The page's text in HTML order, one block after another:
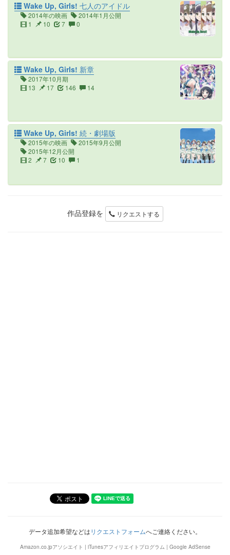
Wake Up, Girls! 七人のアイドル
2014年の映画
2014年1月公開
1
10 7 0
Wake Up, Girls! 新章
2017年10月期
13
17 146 14
Wake Up, Girls! 続・劇場版
2015年の映画
2015年9月公開
2015年12月公開
2
7 10 1
作品登録を リクエストする
データ追加希望などはリクエストフォームへご連絡ください。
Amazon.co.jpアソシエイト | iTunesアフィリエイトプログラム | Google AdSense